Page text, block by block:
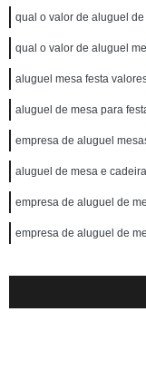
qual o valor de aluguel
qual o valor de aluguel
aluguel mesa festa
aluguel de mesa para
empresa de aluguel
aluguel de mesa e
empresa de aluguel de
empresa de aluguel de